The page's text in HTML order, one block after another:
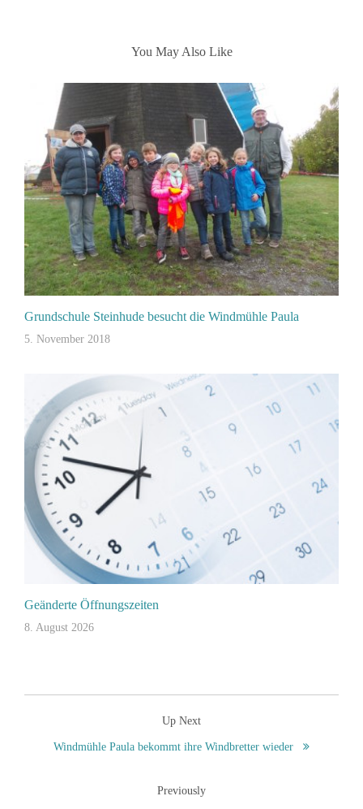
You May Also Like
Grundschule Steinhude besucht die Windmühle Paula
5. November 2018
Geänderte Öffnungszeiten
8. August 2026
Up Next
Windmühle Paula bekommt ihre Windbretter wieder
Previously